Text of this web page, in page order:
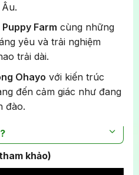
Farm cùng những
yêu và trải nghiệm
trải dài.
Ohayo với kiến trúc
đến cảm giác như đang
đào.
thành viên muốn
thú vị, phù hợp với
khảo)